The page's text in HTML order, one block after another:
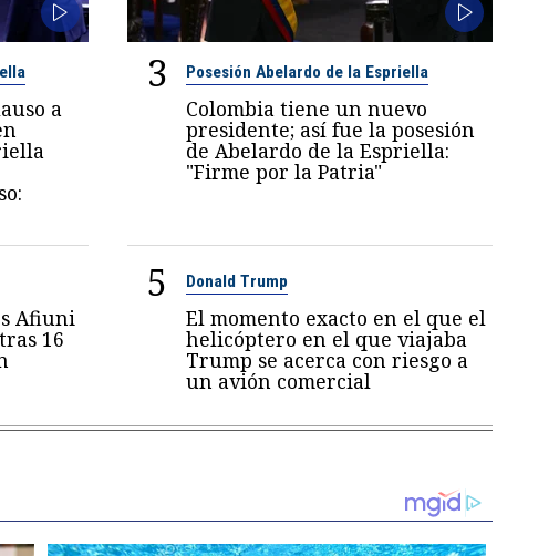
a
3 Posesión Abelardo de la Espriella
Colombia tiene un nuevo
presidente; así fue la posesión
de Abelardo de la Espriella:
"Firme por la Patria"
Afiuni
16
5 Donald Trump
El momento exacto en el que el
helicóptero en el que viajaba
Trump se acerca con riesgo a
un avión comercial